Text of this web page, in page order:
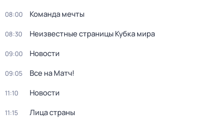
08:00 Команда мечты
08:30 Неизвестные страницы Кубка мира
09:00 Новости
09:05 Все на Матч!
11:10 Новости
11:15 Лица страны